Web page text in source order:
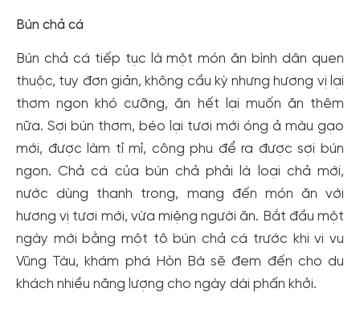
Bún chả cá
Bún chả cá tiếp tục là một món ăn bình dân quen
thuộc, tuy đơn giản, không cầu kỳ nhưng hương vị lại
thơm ngon khó cưỡng, ăn hết lại muốn ăn thêm
nữa. Sợi bún thơm, béo lại tươi mới óng ả màu gạo
mới, được làm tỉ mỉ, công phu để ra được sợi bún
ngon. Chả cá của bún chả phải là loại chả mới,
nước dùng thanh trong, mang đến món ăn với
hương vị tươi mới, vừa miệng người ăn. Bắt đầu một
ngày mới bằng một tô bún chả cá trước khi vi vu
Vũng Tàu, khám phá Hòn Bà sẽ đem đến cho du
khách nhiều năng lượng cho ngày dài phấn khởi.